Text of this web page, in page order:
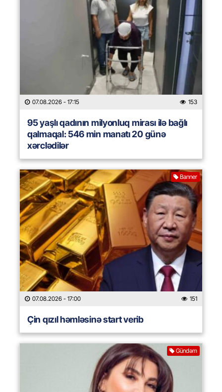
07.08.2026 - 17:15 153
95 yaşlı qadının milyonluq mirası ilə bağlı
qalmaqal: 546 min manatı 20 günə
xərclədilər
Banner
07.08.2026 - 17:00 151
Çin qızıl həmləsinə start verib
Gündəm